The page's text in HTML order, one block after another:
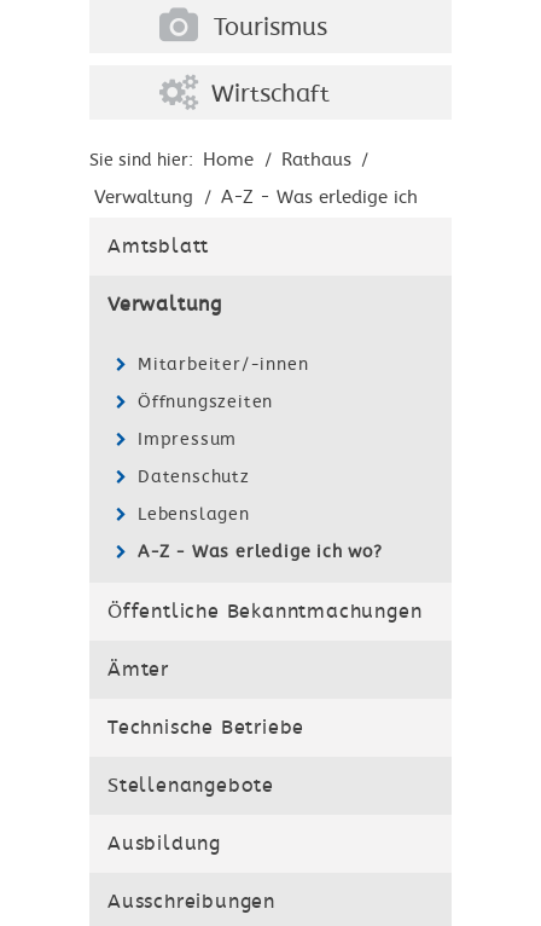
Tourismus
Wirtschaft
Sie sind hier: Home / Rathaus /
Verwaltung / A-Z - Was erledige ich
Amtsblatt
Verwaltung
Mitarbeiter/-innen
Öffnungszeiten
Impressum
Datenschutz
Lebenslagen
A-Z - Was erledige ich wo?
Öffentliche Bekanntmachungen
Ämter
Technische Betriebe
Stellenangebote
Ausbildung
Ausschreibungen